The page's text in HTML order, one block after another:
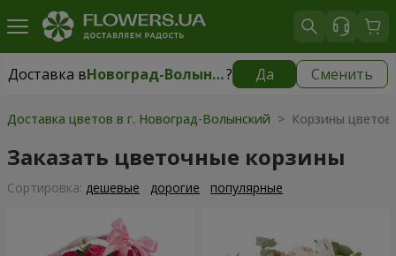
Доставка в Новоград-Волынский? Да Сменить
Доставка вНовоград-Волынский 150 грн
Доставка цветов в г. Новоград-Волынский > Корзины цветов
Заказать цветочные корзины
Cортировка: дешевые дорогие популярные